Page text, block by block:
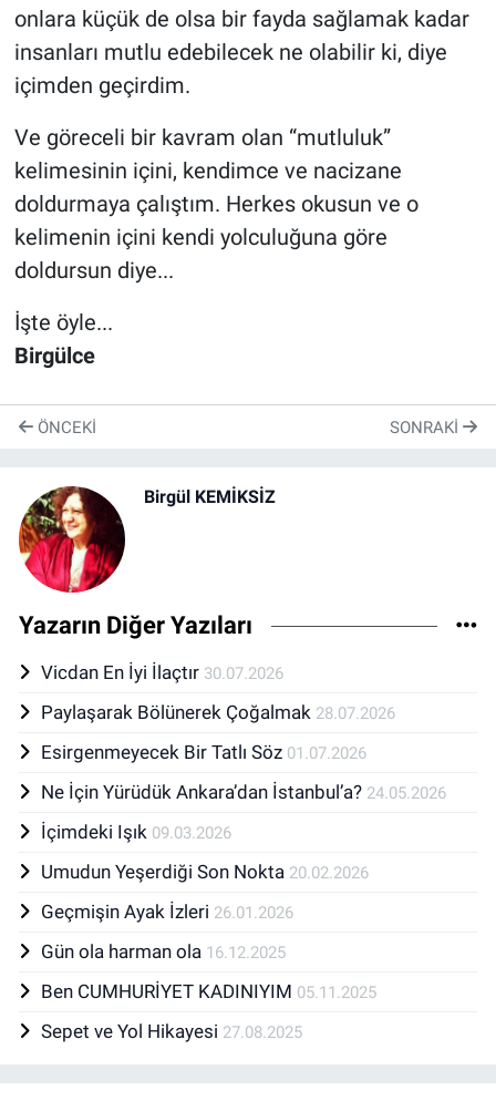
onlara küçük de olsa bir fayda sağlamak kadar
insanları mutlu edebilecek ne olabilir ki, diye
içimden geçirdim.
Ve göreceli bir kavram olan “mutluluk”
kelimesinin içini, kendimce ve nacizane
doldurmaya çalıştım. Herkes okusun ve o
kelimenin içini kendi yolculuğuna göre
doldursun diye...
İşte öyle...
Birgülce
ÖNCEKI SONRAKI
Birgül KEMİKSİZ
Yazarın Diğer Yazıları
Vicdan En İyi İlaçtır 30.07.2026
Paylaşarak Bölünerek Çoğalmak 28.07.2026
Esirgenmeyecek Bir Tatlı Söz 01.07.2026
Ne İçin Yürüdük Ankara’dan İstanbul’a? 24.05.2026
İçimdeki Işık 09.03.2026
Umudun Yeşerdiği Son Nokta 20.02.2026
Geçmişin Ayak İzleri 26.01.2026
Gün ola harman ola 16.12.2025
Ben CUMHURİYET KADINIYIM 05.11.2025
Sepet ve Yol Hikayesi 27.08.2025